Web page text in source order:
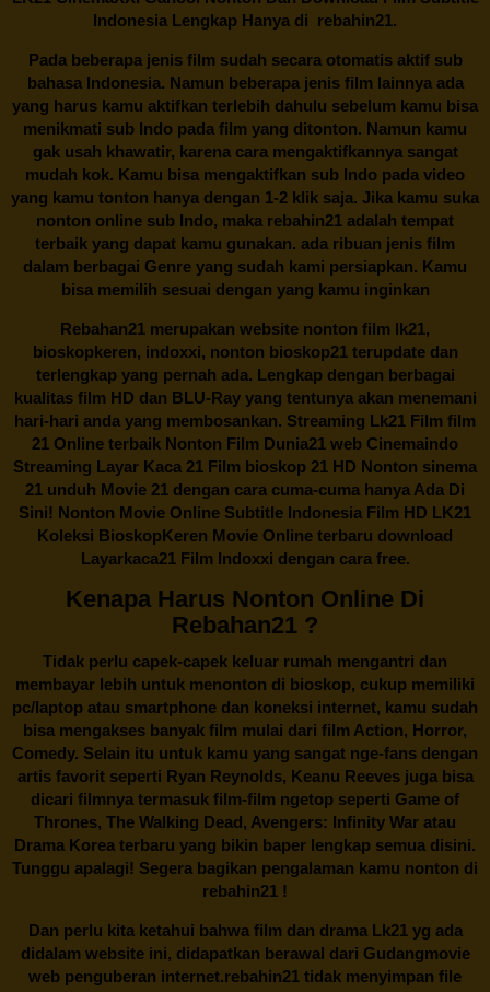
Indonesia Lengkap Hanya di rebahin21.
Pada beberapa jenis film sudah secara otomatis aktif sub
bahasa Indonesia. Namun beberapa jenis film lainnya ada
yang harus kamu aktifkan terlebih dahulu sebelum kamu bisa
menikmati sub Indo pada film yang ditonton. Namun kamu
gak usah khawatir, karena cara mengaktifkannya sangat
mudah kok. Kamu bisa mengaktifkan sub Indo pada video
yang kamu tonton hanya dengan 1-2 klik saja. Jika kamu suka
nonton online sub Indo, maka rebahin21 adalah tempat
terbaik yang dapat kamu gunakan. ada ribuan jenis film
dalam berbagai Genre yang sudah kami persiapkan. Kamu
bisa memilih sesuai dengan yang kamu inginkan
Rebahan21 merupakan website nonton film lk21,
bioskopkeren, indoxxi, nonton bioskop21 terupdate dan
terlengkap yang pernah ada. Lengkap dengan berbagai
kualitas film HD dan BLU-Ray yang tentunya akan menemani
hari-hari anda yang membosankan. Streaming Lk21 Film film
21 Online terbaik Nonton Film Dunia21 web Cinemaindo
Streaming Layar Kaca 21 Film bioskop 21 HD Nonton sinema
21 unduh Movie 21 dengan cara cuma-cuma hanya Ada Di
Sini! Nonton Movie Online Subtitle Indonesia Film HD LK21
Koleksi BioskopKeren Movie Online terbaru download
Layarkaca21 Film Indoxxi dengan cara free.
Kenapa Harus Nonton Online Di
Rebahan21 ?
Tidak perlu capek-capek keluar rumah mengantri dan
membayar lebih untuk menonton di bioskop, cukup memiliki
pc/laptop atau smartphone dan koneksi internet, kamu sudah
bisa mengakses banyak film mulai dari film Action, Horror,
Comedy. Selain itu untuk kamu yang sangat nge-fans dengan
artis favorit seperti Ryan Reynolds, Keanu Reeves juga bisa
dicari filmnya termasuk film-film ngetop seperti Game of
Thrones, The Walking Dead, Avengers: Infinity War atau
Drama Korea terbaru yang bikin baper lengkap semua disini.
Tunggu apalagi! Segera bagikan pengalaman kamu nonton di
rebahin21 !
Dan perlu kita ketahui bahwa film dan dramaLk21yg ada
didalam website ini, didapatkan berawal dari Gudangmovie
web penguberan internet.rebahin21 tidak menyimpan file